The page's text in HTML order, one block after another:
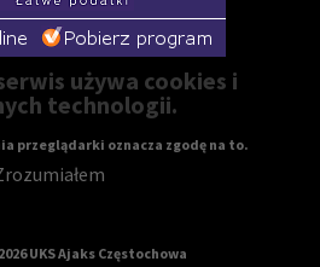
używa cookies i
technologii.
przeglądarki oznacza zgodę na to.
UKS Ajaks Częstochowa